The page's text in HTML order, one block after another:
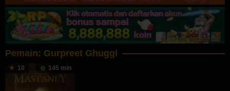
Pemain: Gurpreet Ghuggi
10 145 min